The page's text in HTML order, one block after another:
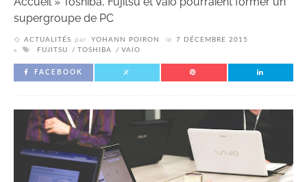
supergroupe de PC
ACTUALITÉS par YOHANN POIRON le
7 DÉCEMBRE 2015
FUJITSU
TOSHIBA VAIO
FACEBOOK